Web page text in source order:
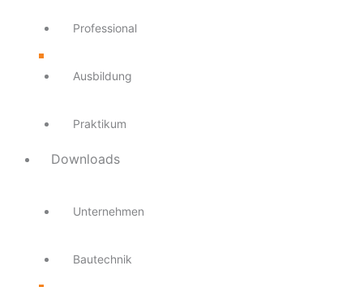
Professional
Ausbildung
Praktikum
Downloads
Unternehmen
Bautechnik